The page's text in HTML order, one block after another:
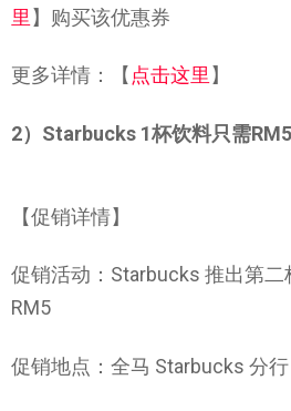
里】购买该优惠券
更多详情：【 点击这里 】
2）Starbucks 1杯饮料只需RM5
【促销详情】
促销活动：Starbucks 推出第二
RM5
促销地点：全马 Starbucks 分行